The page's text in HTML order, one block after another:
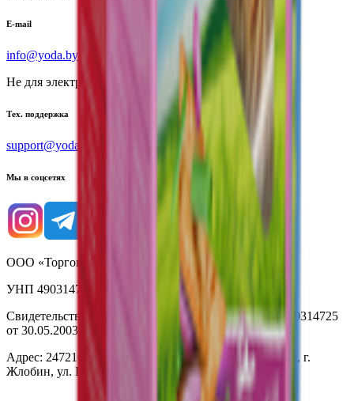
E-mail
info@yoda.by
Не для электронных обращений
Тех. поддержка
support@yoda.by
Мы в соцсетях
ООО «Торговая сеть «Продмир»
УНП 490314725
Свидетельство о государственной регистрации № 490314725
от 30.05.2003г выдано Гомельским облисполкомом
Адрес: 247210, Республика Беларусь, Гомельская обл., г.
Жлобин, ул. Козлова 2-А